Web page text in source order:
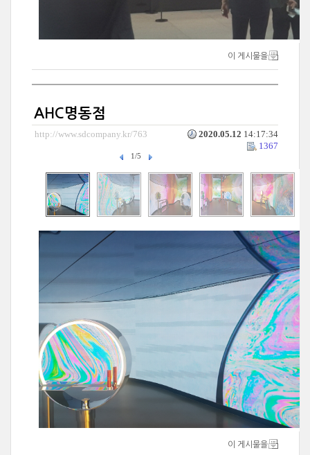
이 게시물을
AHC명동점
http://www.sdcompany.kr/763 2020.05.12 14:17:34
1367
1/5
이 게시물을